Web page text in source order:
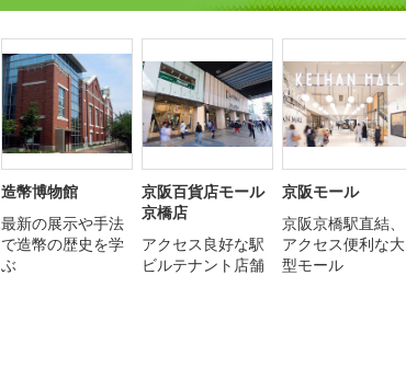
造幣博物館
最新の展示や手法
で造幣の歴史を学
ぶ
京阪百貨店モール
京橋店
アクセス良好な駅
ビルテナント店舗
京阪モール
京阪京橋駅直結、
アクセス便利な大
型モール